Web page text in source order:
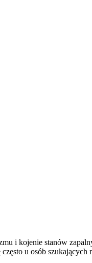
i kojenie stanów
u osób szukających